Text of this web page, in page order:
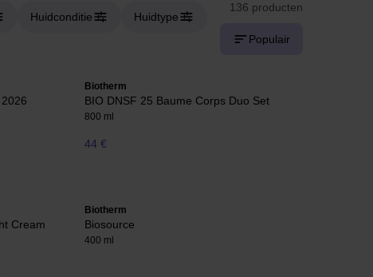
Huidconditie Huidtype
136 producten
Populair
Biotherm
BIO DNSF 25 Baume Corps Duo Set
800 ml
44 €
Cream
Biotherm
Biosource
400 ml